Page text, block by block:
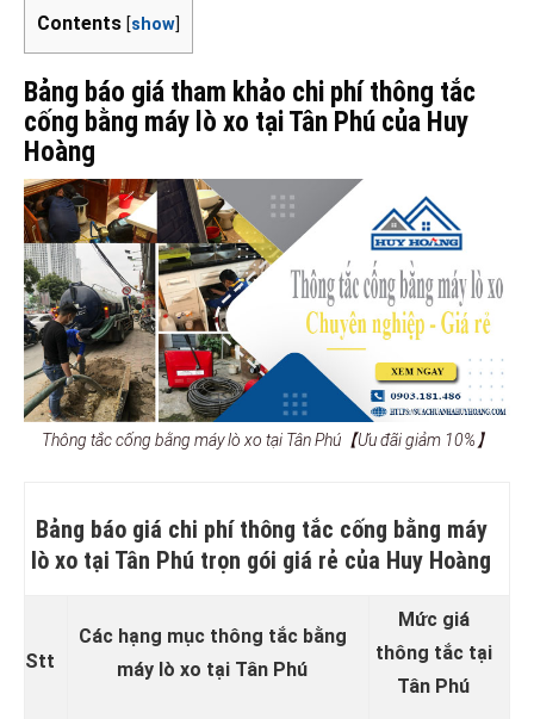
Contents [show]
Bảng báo giá tham khảo chi phí thông tắc
cống bằng máy lò xo tại Tân Phú của Huy
Hoàng
Thông tắc cống bằng máy lò xo tại Tân Phú【Ưu đãi giảm 10%】
Bảng báo giá chi phí thông tắc cống bằng máy
lò xo tại Tân Phú trọn gói giá rẻ của Huy Hoàng
Stt
Các hạng mục thông tắc bằng
máy lò xo tại Tân Phú
Mức giá
thông tắc tại
Tân Phú